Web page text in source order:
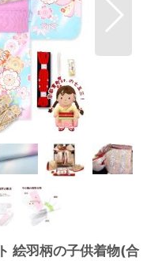
絵羽柄の子供着物(合